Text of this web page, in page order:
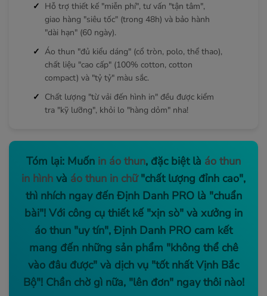
Hỗ trợ thiết kế "miễn phí", tư vấn "tận tâm",
giao hàng "siêu tốc" (trong 48h) và bảo hành
"dài hạn" (60 ngày).
Áo thun "đủ kiểu dáng" (cổ tròn, polo, thể thao),
chất liệu "cao cấp" (100% cotton, cotton
compact) và "tỷ tỷ" màu sắc.
Chất lượng "từ vải đến hình in" đều được kiểm
tra "kỹ lưỡng", khỏi lo "hàng dỏm" nha!
Tóm lại: Muốn in áo thun, đặc biệt là áo thun
in hình và áo thun in chữ"chất lượng đỉnh cao",
thì nhích ngay đến Định Danh PRO là "chuẩn
bài"! Với công cụ thiết kế "xịn sò" và xưởng in
áo thun "uy tín", Định Danh PRO cam kết
mang đến những sản phẩm "không thể chê
vào đâu được" và dịch vụ "tốt nhất Vịnh Bắc
Bộ"! Chần chờ gì nữa, "lên đơn" ngay thôi nào!